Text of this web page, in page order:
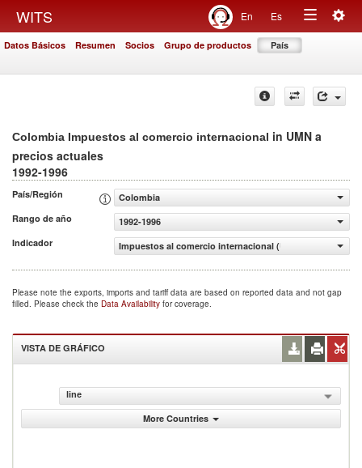
WITS En Es
Toggle
Datos Básicos Resumen Socios Grupo de productos País
Colombia Impuestos al comercio internacional in UMN a
precios actuales
1992-1996
País/Región
Colombia
Rango de año
1992-1996
Indicador
Impuestos al comercio internacional (UMN a precios
Please note the exports, imports and tariff data are based on reported data and not gap
filled. Please check the Data Availability for coverage.
VISTA DE GRÁFICO
line
More Countries